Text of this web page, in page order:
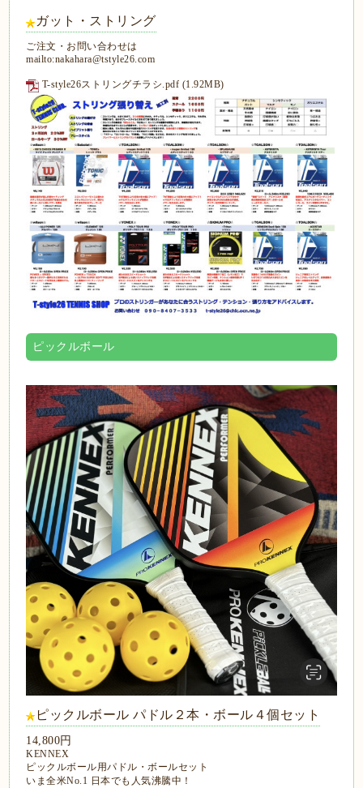
ガット・ストリング
ご注文・お問い合わせは
mailto:nakahara@tstyle26.com
T-style26ストリングチラシ.pdf (1.92MB)
ピックルボール
ピックルボール パドル２本・ボール４個セット
14,800円
KENNEX
ピックルボール用パドル・ボールセット
いま全米No.1 日本でも人気沸騰中！